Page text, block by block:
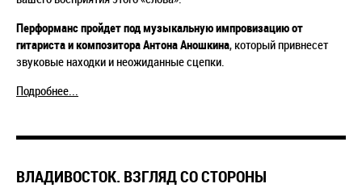
Перформанс пройдет под музыкальную импровизацию от
гитариста и композитора Антона Аношкина, который привнесет
звуковые находки и неожиданные сцепки.
Подробнее...
ВЛАДИВОСТОК. ВЗГЛЯД СО СТОРОНЫ